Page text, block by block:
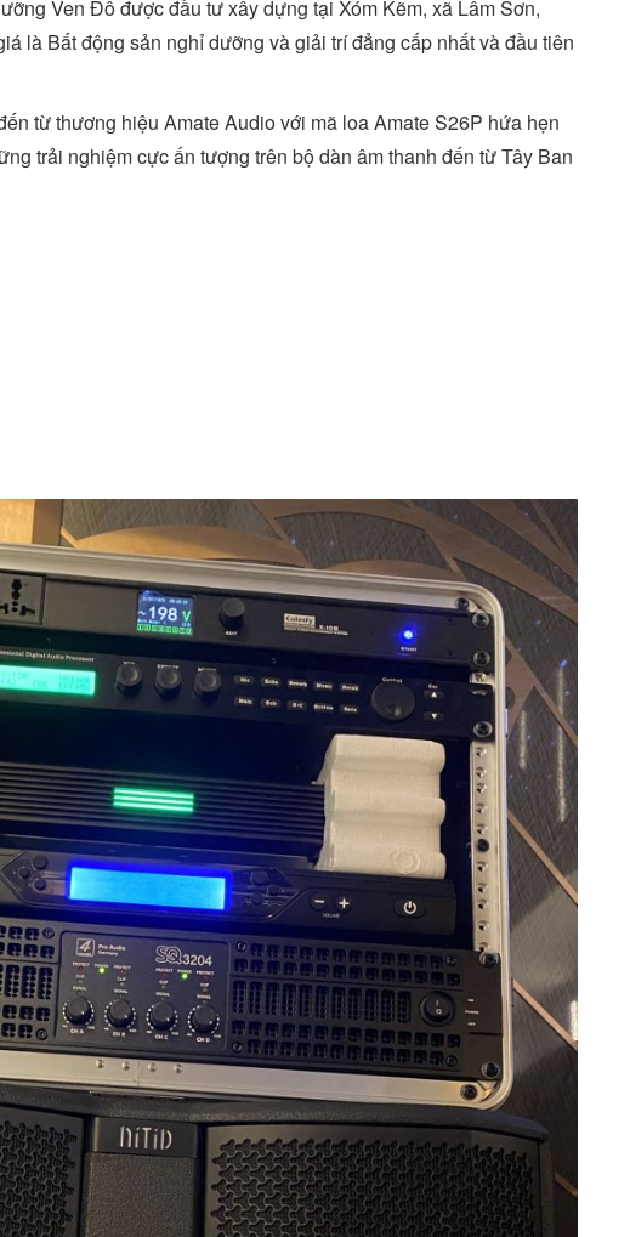
Ven Đô được đầu tư xây dựng tại Xóm Kẽm, xã Lâm Sơn,
là Bất động sản nghỉ dưỡng và giải trí đẳng cấp nhất và đầu tiên
từ thương hiệu Amate Audio với mã loa Amate S26P hứa hẹn
trải nghiệm cực ấn tượng trên bộ dàn âm thanh đến từ Tây Ban